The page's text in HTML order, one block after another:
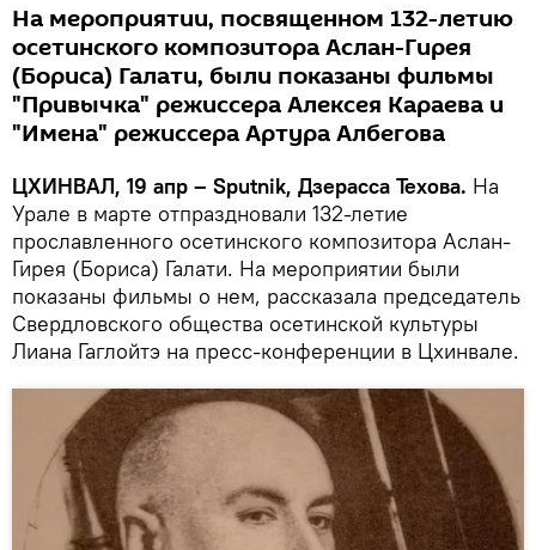
На мероприятии, посвященном 132-летию
осетинского композитора Аслан-Гирея
(Бориса) Галати, были показаны фильмы
"Привычка" режиссера Алексея Караева и
"Имена" режиссера Артура Албегова
ЦХИНВАЛ, 19 апр – Sputnik, Дзерасса Техова. На
Урале в марте отпраздновали 132-летие
прославленного осетинского композитора Аслан-
Гирея (Бориса) Галати. На мероприятии были
показаны фильмы о нем, рассказала председатель
Свердловского общества осетинской культуры
Лиана Гаглойтэ на пресс-конференции в Цхинвале.